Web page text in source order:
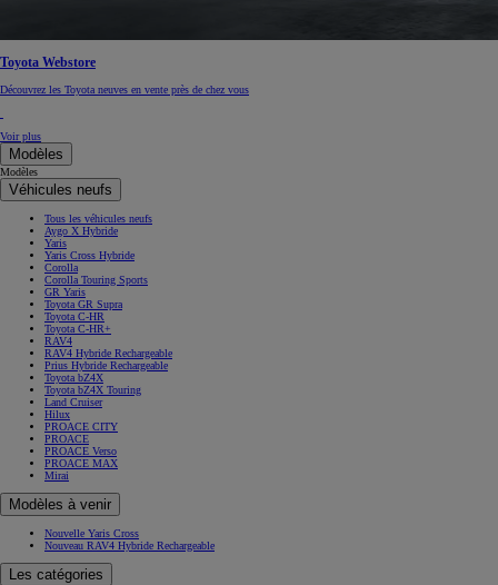
Toyota Webstore
Découvrez les Toyota neuves en vente près de chez vous
Voir plus
Modèles
Modèles
Véhicules neufs
Tous les véhicules neufs
Aygo X Hybride
Yaris
Yaris Cross Hybride
Corolla
Corolla Touring Sports
GR Yaris
Toyota GR Supra
Toyota C-HR
Toyota C-HR+
RAV4
RAV4 Hybride Rechargeable
Prius Hybride Rechargeable
Toyota bZ4X
Toyota bZ4X Touring
Land Cruiser
Hilux
PROACE CITY
PROACE
PROACE Verso
PROACE MAX
Mirai
Modèles à venir
Nouvelle Yaris Cross
Nouveau RAV4 Hybride Rechargeable
Les catégories